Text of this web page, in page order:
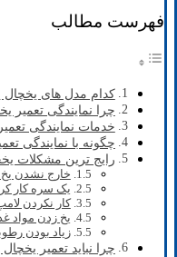
فهرست مطالب
کدام مدل های
چرا نمایندگی تعمیر
خدمات نمایندگی
چگونه با نمایندگی
رایج ترین مشکلات
خارج نشدن
یک سره کار
کار نکردن
یخ زدن مواد
زیاد بودن
چرا نباید تعمیر